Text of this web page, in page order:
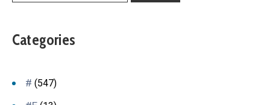
Categories
# (547)